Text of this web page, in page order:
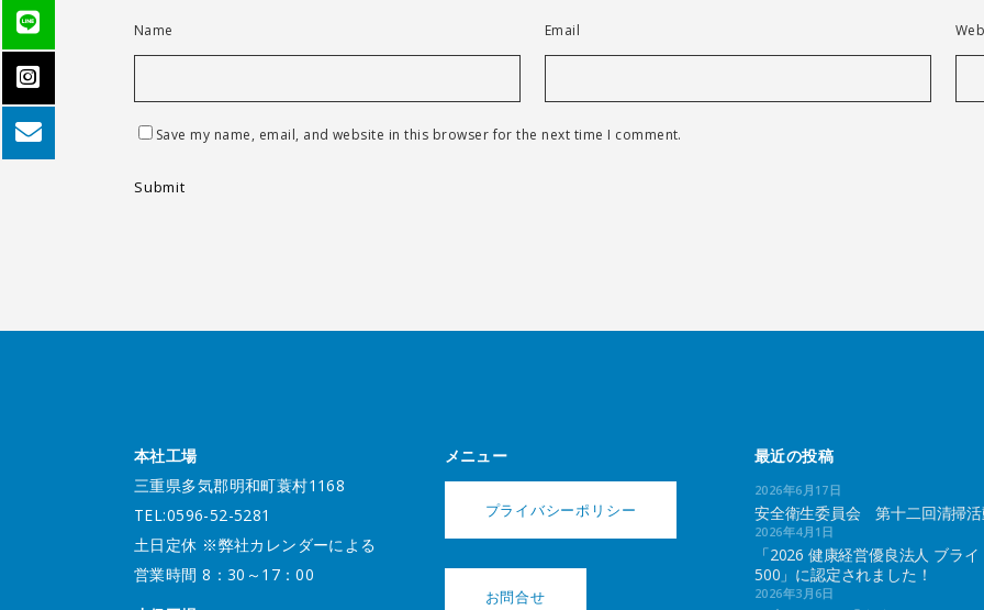
Name Email
Save my name, email, and website in this browser for the next time I comment.
本社工場
三重県多気郡明和町蓑村1168
TEL:0596-52-5281
土日定休 ※弊社カレンダーによる
営業時間 8：30～17：00
メニュー
プライバシーポリシー
お問合せ
最近の投稿
2026年6月17日
安全衛生委員会 第十二回清掃
2026年4月1日
「2026 健康経営優良法人 ブライ
500」に認定されました！
2026年3月6日